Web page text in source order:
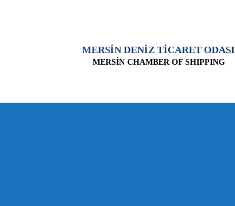
MERSİN DENİZ TİCARET ODASI
MERSİN CHAMBER OF SHIPPING